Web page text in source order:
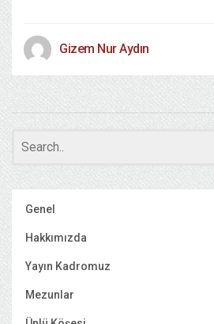
Gizem Nur Aydın
Genel
Hakkımızda
Yayın Kadromuz
Mezunlar